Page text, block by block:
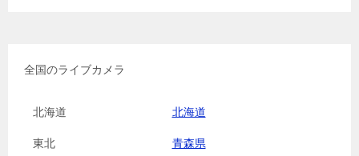
全国のライブカメラ
北海道 北海道
東北
青森県